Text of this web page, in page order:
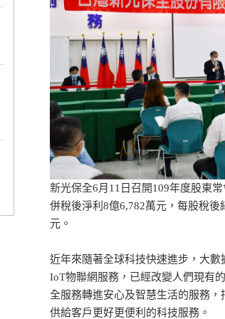
新光保全6月11日召開109年度股東
併稅後淨利8億6,782萬元，每股稅後
元。
近年來隨著全球科技快速進步，大
IoT物聯網服務，已經改變人們現有
全服務轉進安心及智慧生活的服務
供給客戶更好更便利的科技服務。